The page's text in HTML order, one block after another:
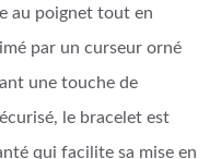
au poignet tout en
par un curseur orné
une touche de
le bracelet est
qui facilite sa mise en